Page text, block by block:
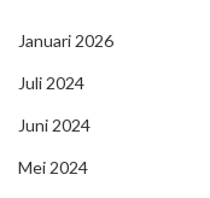
Januari 2026
Juli 2024
Juni 2024
Mei 2024